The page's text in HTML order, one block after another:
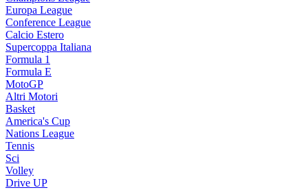
Europa League
Conference League
Calcio Estero
Supercoppa Italiana
Formula 1
Formula E
MotoGP
Altri Motori
Basket
America's Cup
Nations League
Tennis
Sci
Volley
Drive UP